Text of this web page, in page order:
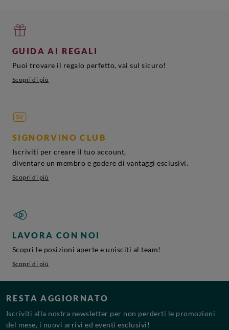
GUIDA AI REGALI
Puoi trovare il regalo perfetto, vai sul sicuro!
Scopri di più
SIGNORVINO CLUB
Iscriviti per creare il tuo account,
diventare un membro e godere di vantaggi esclusivi.
Scopri di più
LAVORA CON NOI
Scopri le posizioni aperte e unisciti al team!
Scopri di più
RESTA AGGIORNATO
Iscriviti alla nostra newsletter per non perderti le promozioni
del mese, i nuovi arrivi ed eventi esclusivi!